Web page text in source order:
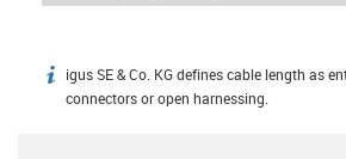
igus-icon-info
igus SE & Co. KG defines cable length as
connectors or open harnessing.